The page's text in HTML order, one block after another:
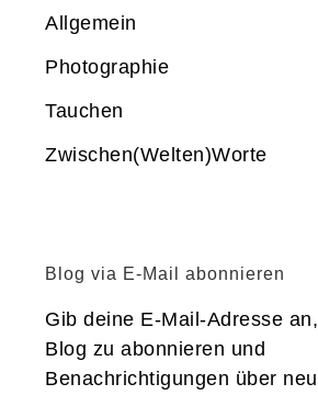
Allgemein
Photographie
Tauchen
Zwischen(Welten)Worte
Blog via E-Mail abonnieren
Gib deine E-Mail-Adresse
Blog zu abonnieren und
Benachrichtigungen über